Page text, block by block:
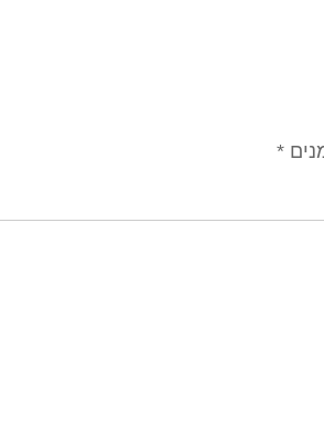
*